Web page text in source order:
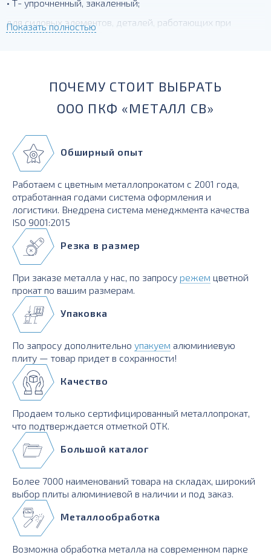
• Т- упрочненный, закаленный;
для силовых элементов, деталей, работающих при
температурах до -230 град.
Показать полностью
ПОЧЕМУ СТОИТ ВЫБРАТЬ
ООО ПКФ «МЕТАЛЛ СВ»
Обширный опыт
Работаем с цветным металлопрокатом с 2001 года,
отработанная годами система оформления и
логистики. Внедрена система менеджмента качества
ISO 9001:2015
Резка в размер
При заказе металла у нас, по запросу режем цветной
прокат по вашим размерам.
Упаковка
По запросу дополнительно упакуем алюминиевую
плиту — товар придет в сохранности!
Качество
Продаем только сертифицированный металлопрокат,
что подтверждается отметкой ОТК.
Большой каталог
Более 7000 наименований товара на складах, широкий
выбор плиты алюминиевой в наличии и под заказ.
Металлообработка
Возможна обработка металла на современном парке